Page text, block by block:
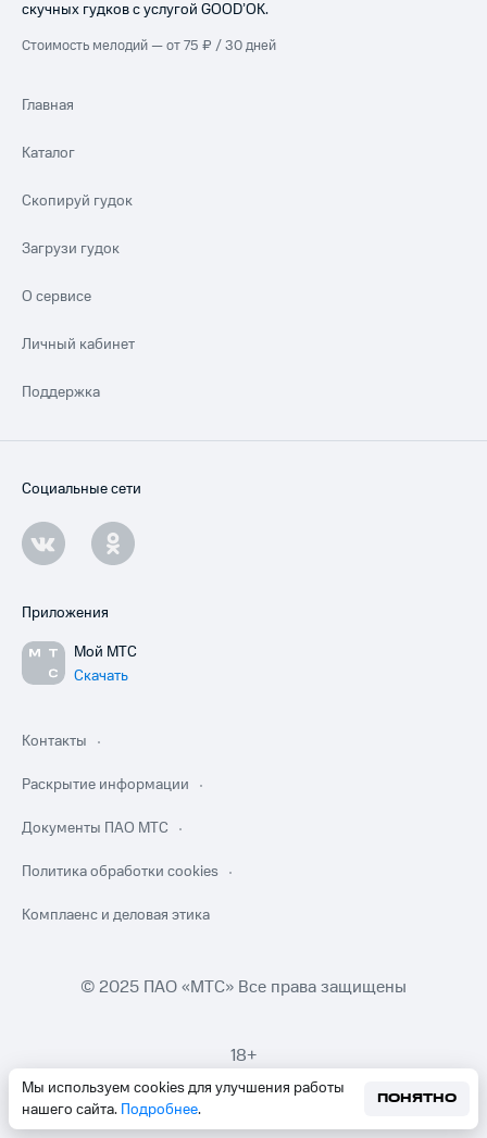
Мы используем cookies для улучшения работы
нашего сайта. Подробнее.
ПОНЯТНО
скучных гудков с услугой GOOD’OK.
Стоимость мелодий — от 75 ₽ / 30 дней
Главная
Каталог
Скопируй гудок
Загрузи гудок
О сервисе
Личный кабинет
Поддержка
Социальные сети
Приложения
Мой МТС
Скачать
Контакты
Раскрытие информации
Документы ПАО МТС
Политика обработки cookies
Комплаенс и деловая этика
© 2025 ПАО «МТС» Все права защищены
18+